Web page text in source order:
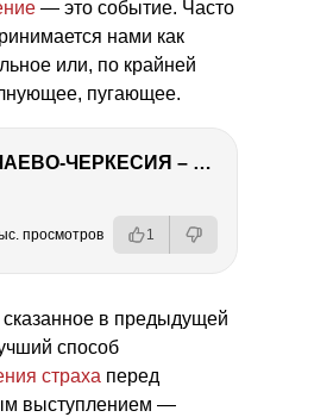
— это событие. Часто
нами как
или, по крайней
пугающее.
КАРАЧАЕВО-ЧЕРКЕСИЯ – ПУТЕШЕСТВИЕ НА КАВКАЗ часть 2
просмотров 1
в предыдущей
способ
страха перед
выступлением —